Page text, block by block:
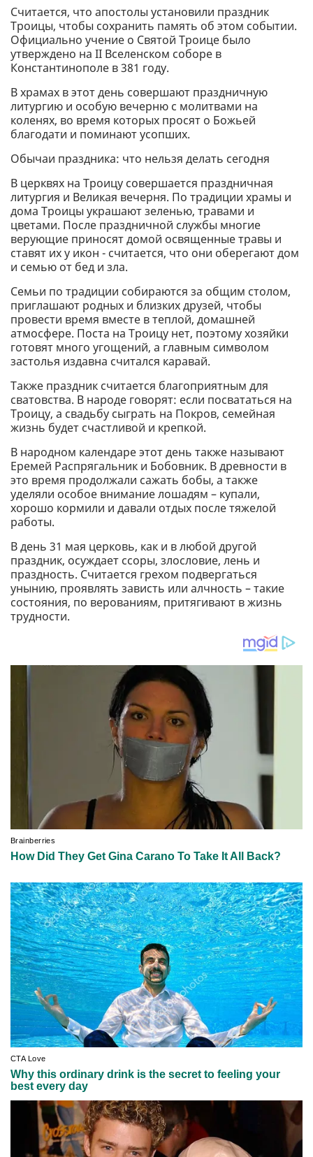
Считается, что апостолы установили праздник
Троицы, чтобы сохранить память об этом событии.
Официально учение о Святой Троице было
утверждено на II Вселенском соборе в
Константинополе в 381 году.
В храмах в этот день совершают праздничную
литургию и особую вечерню с молитвами на
коленях, во время которых просят о Божьей
благодати и поминают усопших.
Обычаи праздника: что нельзя делать сегодня
В церквях на Троицу совершается праздничная
литургия и Великая вечерня. По традиции храмы и
дома Троицы украшают зеленью, травами и
цветами. После праздничной службы многие
верующие приносят домой освященные травы и
ставят их у икон - считается, что они оберегают дом
и семью от бед и зла.
Семьи по традиции собираются за общим столом,
приглашают родных и близких друзей, чтобы
провести время вместе в теплой, домашней
атмосфере. Поста на Троицу нет, поэтому хозяйки
готовят много угощений, а главным символом
застолья издавна считался каравай.
Также праздник считается благоприятным для
сватовства. В народе говорят: если посвататься на
Троицу, а свадьбу сыграть на Покров, семейная
жизнь будет счастливой и крепкой.
В народном календаре этот день также называют
Еремей Распрягальник и Бобовник. В древности в
это время продолжали сажать бобы, а также
уделяли особое внимание лошадям – купали,
хорошо кормили и давали отдых после тяжелой
работы.
В день 31 мая церковь, как и в любой другой
праздник, осуждает ссоры, злословие, лень и
праздность. Считается грехом подвергаться
унынию, проявлять зависть или алчность – такие
состояния, по верованиям, притягивают в жизнь
трудности.